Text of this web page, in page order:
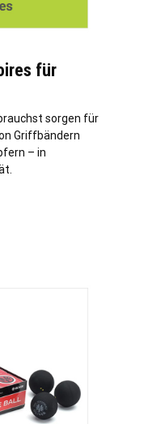
für
sorgen für
Griffbändern
– in